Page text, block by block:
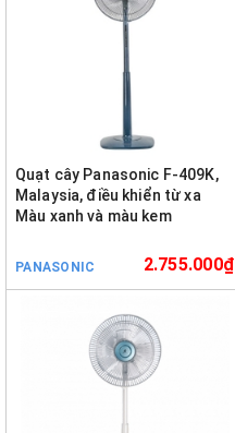
Quạt cây Panasonic F-409K,
Malaysia, điều khiển từ xa
Màu xanh và màu kem
PANASONIC 2.755.000₫